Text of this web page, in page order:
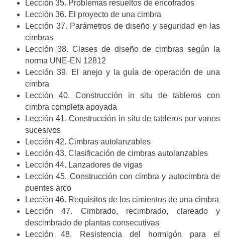
Lección 35. Problemas resueltos de encofrados
Lección 36. El proyecto de una cimbra
Lección 37. Parámetros de diseño y seguridad en las
cimbras
Lección 38. Clases de diseño de cimbras según la
norma UNE-EN 12812
Lección 39. El anejo y la guía de operación de una
cimbra
Lección 40. Construcción in situ de tableros con
cimbra completa apoyada
Lección 41. Construcción in situ de tableros por vanos
sucesivos
Lección 42. Cimbras autolanzables
Lección 43. Clasificación de cimbras autolanzables
Lección 44. Lanzadores de vigas
Lección 45. Construcción con cimbra y autocimbra de
puentes arco
Lección 46. Requisitos de los cimientos de una cimbra
Lección 47. Cimbrado, recimbrado, clareado y
descimbrado de plantas consecutivas
Lección 48. Resistencia del hormigón para el